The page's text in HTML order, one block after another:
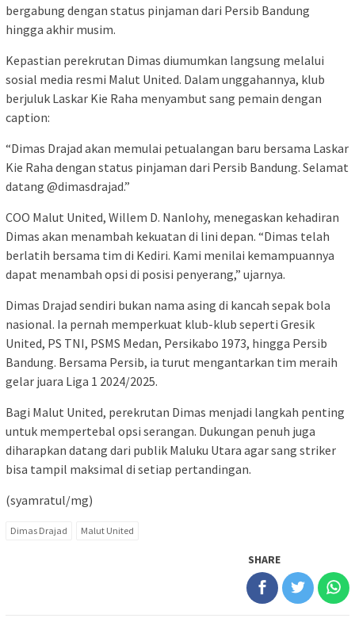
bergabung dengan status pinjaman dari Persib Bandung
hingga akhir musim.
Kepastian perekrutan Dimas diumumkan langsung melalui
sosial media resmi Malut United. Dalam unggahannya, klub
berjuluk Laskar Kie Raha menyambut sang pemain dengan
caption:
“Dimas Drajad akan memulai petualangan baru bersama Laskar
Kie Raha dengan status pinjaman dari Persib Bandung. Selamat
datang @dimasdrajad.”
COO Malut United, Willem D. Nanlohy, menegaskan kehadiran
Dimas akan menambah kekuatan di lini depan. “Dimas telah
berlatih bersama tim di Kediri. Kami menilai kemampuannya
dapat menambah opsi di posisi penyerang,” ujarnya.
Dimas Drajad sendiri bukan nama asing di kancah sepak bola
nasional. Ia pernah memperkuat klub-klub seperti Gresik
United, PS TNI, PSMS Medan, Persikabo 1973, hingga Persib
Bandung. Bersama Persib, ia turut mengantarkan tim meraih
gelar juara Liga 1 2024/2025.
Bagi Malut United, perekrutan Dimas menjadi langkah penting
untuk mempertebal opsi serangan. Dukungan penuh juga
diharapkan datang dari publik Maluku Utara agar sang striker
bisa tampil maksimal di setiap pertandingan.
(syamratul/mg)
Dimas Drajad Malut United
SHARE